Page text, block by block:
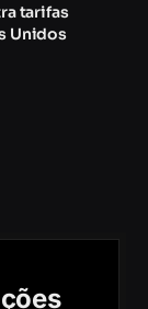
tarifas
Unidos